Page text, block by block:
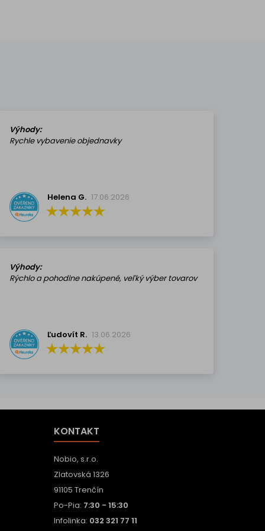
Výhody:
Rychle vybavenie objednavky
Helena G. 17.06.2026
Výhody:
Rýchlo a pohodlne nakúpené, veľký výber tovarov
Ľudovít R. 13.06.2026
KONTAKT
Nobio, s.r.o.
Zlatovská 1326
91105 Trenčín
Po-Pia: 7:30 - 15:30
Infolinka: 032 321 77 11